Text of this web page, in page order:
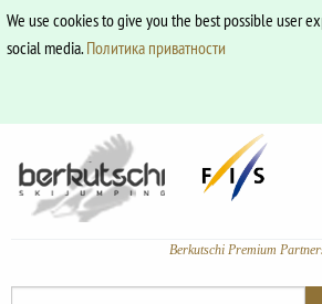
We use cookies to give you the best possible user
social media.Политика приватности
Berkutschi Premium